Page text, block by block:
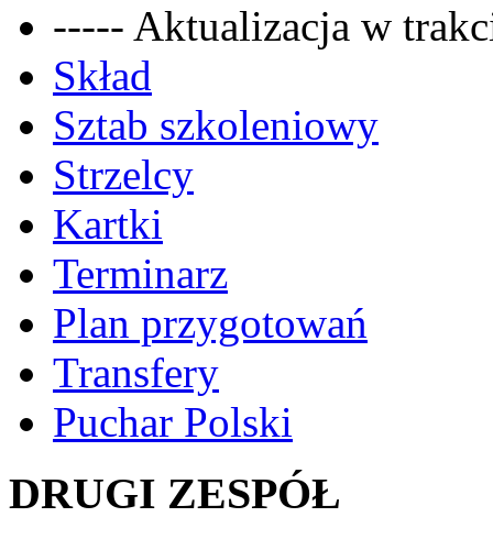
----- Aktualizacja w
Skład
Sztab szkoleniowy
Strzelcy
Kartki
Terminarz
Plan przygotowań
Transfery
Puchar Polski
DRUGI ZESPÓŁ